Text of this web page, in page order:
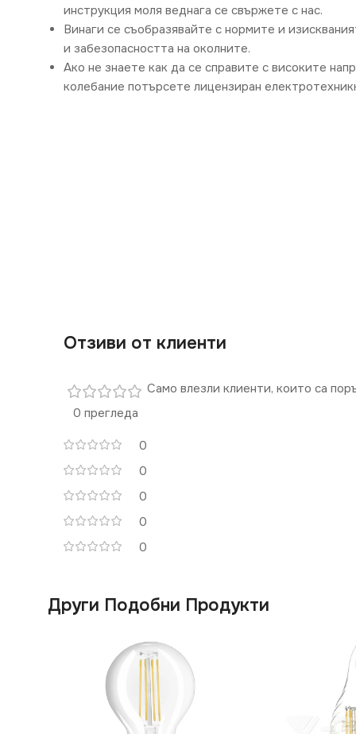
инструкция моля веднага се свържете с нас.
Винаги се съобразявайте с нормите и
и забезопасността на околните.
Ако не знаете как да се справите с високите
колебание потърсете лицензиран
Отзиви от клиенти
0 прегледа
0
0
0
0
0
Само влезли клиенти, които са
Други Подобни Продукти